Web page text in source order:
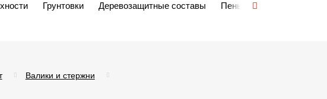
Грунтовки Деревозащитные составы Пены
Валики и стержни